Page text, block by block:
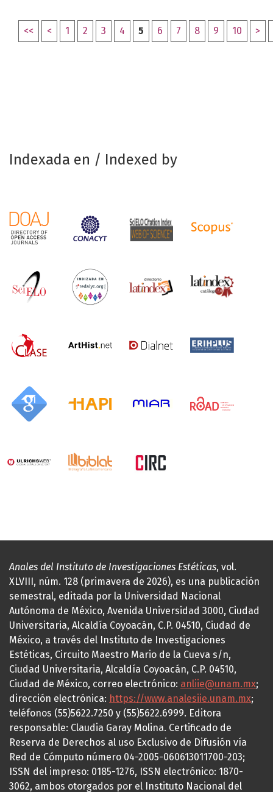
<< < 1 2 3 4 5 6 7 8 9 10 >
Indexada en / Indexed by
Anales del Instituto de Investigaciones Estéticas, vol.
XLVIII, núm. 128 (primavera de 2026), es una publicación
semestral, editada por la Universidad Nacional
Autónoma de México, Avenida Universidad 3000, Ciudad
Universitaria, Alcaldía Coyoacán, C.P. 04510, Ciudad de
México, a través del Instituto de Investigaciones
Estéticas, Circuito Maestro Mario de la Cueva s/n,
Ciudad Universitaria, Alcaldía Coyoacán, C.P. 04510,
Ciudad de México, correo electrónico: anliie@unam.mx;
dirección electrónica: https://www.analesiie.unam.mx;
teléfonos (55)5622.7250 y (55)5622.6999. Editora
responsable: Claudia Garay Molina. Certificado de
Reserva de Derechos al uso Exclusivo de Difusión vía
Red de Cómputo número 04-2005-060613011700-203;
ISSN del impreso: 0185-1276, ISSN electrónico: 1870-
3062, ambos otorgados por el Instituto Nacional del